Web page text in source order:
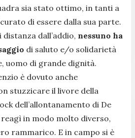
sia stato ottimo, in tanti a
di essere dalla sua parte.
dall’addio, nessuno ha
di saluto e/o solidarietà
uomo di grande dignità.
è dovuto anche
stuzzicare il livore della
dell’allontanamento di De
in modo molto diverso,
rammarico. E in campo si è